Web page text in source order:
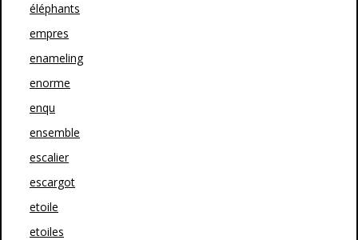
éléphants
empres
enameling
enorme
enqu
ensemble
escalier
escargot
etoile
etoiles